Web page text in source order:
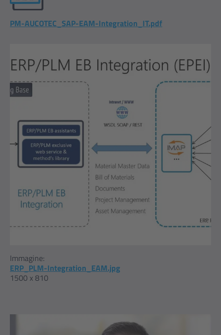
PM-AUCOTEC_SAP-EAM-Integration_IT.pdf
Immagine:
ERP_PLM-Integration_EAM.jpg
1500 x 810